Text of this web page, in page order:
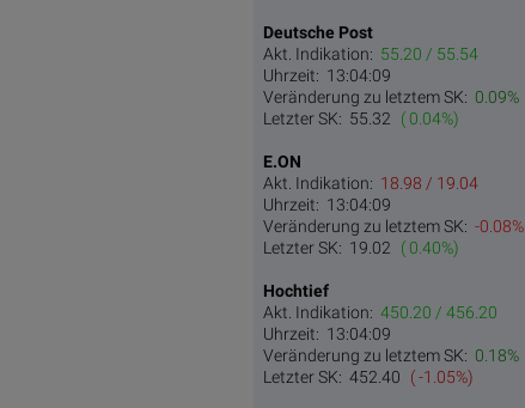
Deutsche Post
Akt. Indikation: 55.20 / 55.54
Uhrzeit: 13:04:09
Veränderung zu letztem SK: 0.09%
Letzter SK: 55.32 ( 0.04%)
E.ON
Akt. Indikation: 18.98 / 19.04
Uhrzeit: 13:04:09
Veränderung zu letztem SK: -0.08%
Letzter SK: 19.02 ( 0.40%)
Hochtief
Akt. Indikation: 450.20 / 456.20
Uhrzeit: 13:04:09
Veränderung zu letztem SK: 0.18%
Letzter SK: 452.40 ( -1.05%)